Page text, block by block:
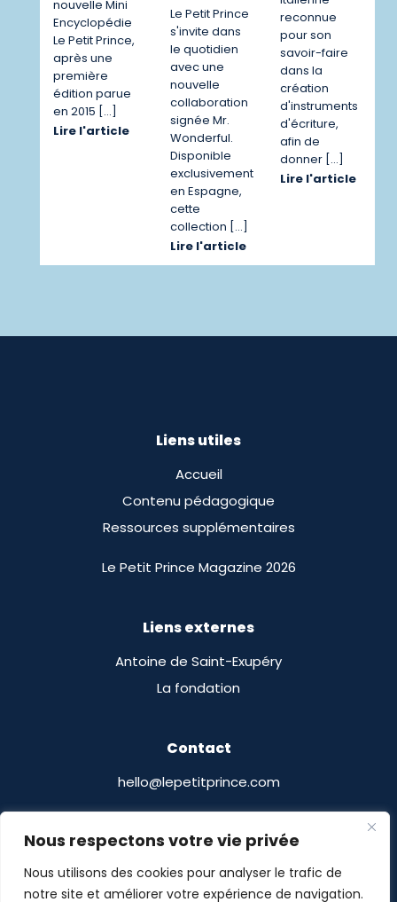
Nous respectons votre vie privée
Nous utilisons des cookies pour analyser le trafic de
notre site et améliorer votre expérience de navigation.
nouvelle Mini
Encyclopédie
Le Petit Prince,
après une
première
édition parue
en 2015 […]
Lire l'article
Le Petit Prince
s'invite dans
le quotidien
avec une
nouvelle
collaboration
signée Mr.
Wonderful.
Disponible
exclusivement
en Espagne,
cette
collection […]
Lire l'article
reconnue
pour son
savoir-faire
dans la
création
d'instruments
d'écriture,
afin de
donner […]
Lire l'article
Liens utiles
Accueil
Contenu pédagogique
Ressources supplémentaires
Le Petit Prince Magazine 2026
Liens externes
Antoine de Saint-Exupéry
La fondation
Contact
hello@lepetitprince.com
13 Boulevard Edgar Quinet
75014 Paris, France